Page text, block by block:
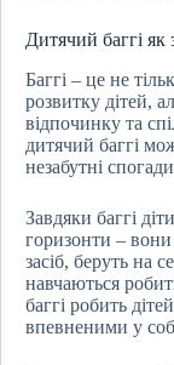
Дитячий баггі як
Баггі – це не
розвитку дітей,
відпочинку та
дитячий баггі
незабутні
Завдяки баггі
горизонти – вони
засіб, беруть на
навчаються
баггі робить
впевненими у